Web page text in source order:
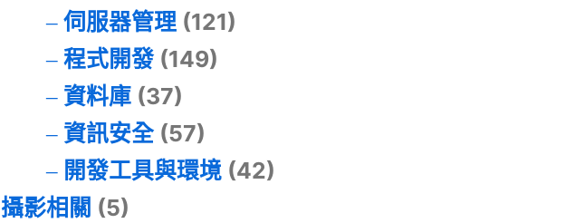
伺服器管理(121)
程式開發(149)
資料庫(37)
資訊安全(57)
開發工具與環境(42)
攝影相關 (5)